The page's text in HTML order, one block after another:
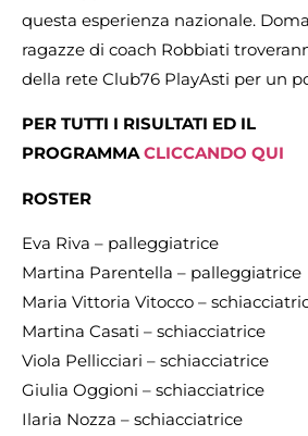
questa esperienza nazionale.
ragazze di coach Robbiati
della rete Club76 PlayAsti per un
PER TUTTI I RISULTATI ED IL
PROGRAMMACLICCANDO QUI
ROSTER
Eva Riva – palleggiatrice
Martina Parentella – palleggiatrice
Maria Vittoria Vitocco –
Martina Casati – schiacciatrice
Viola Pellicciari – schiacciatrice
Giulia Oggioni – schiacciatrice
Ilaria Nozza – schiacciatrice